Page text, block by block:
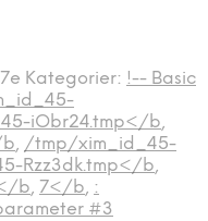
Kategorier: !-- Basic
iObr24.tmp</b,
, /tmp/xim_id_45-
Rzz3dk.tmp</b,
b, 7</b, :
#3